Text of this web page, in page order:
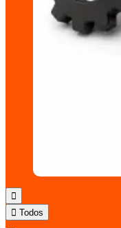

 Todos